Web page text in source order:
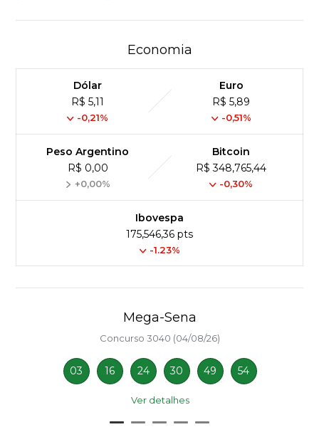
Economia
Dólar
R$ 5,11
-0,21%
Euro
R$ 5,89
-0,51%
Peso Argentino
R$ 0,00
+0,00%
Bitcoin
R$ 348,765,44
-0,30%
Ibovespa
175,546,36 pts
-1.23%
Mega-Sena
Concurso 3040 (04/08/26)
03 16 24 30 49 54
Ver detalhes